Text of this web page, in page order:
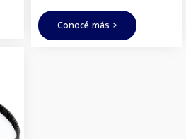
Conocé más >